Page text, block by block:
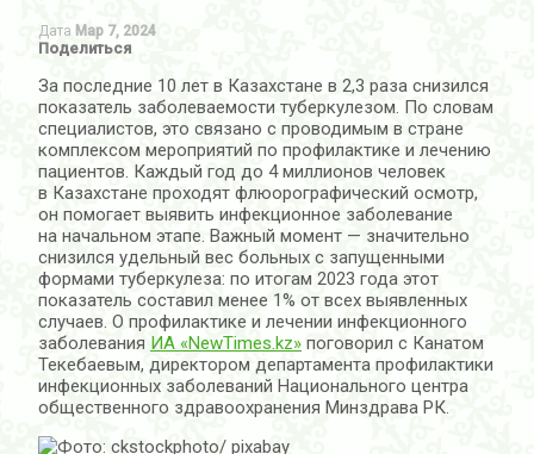
Дата Мар 7, 2024
Поделиться
За последние 10 лет в Казахстане в 2,3 раза снизился
показатель заболеваемости туберкулезом. По словам
специалистов, это связано с проводимым в стране
комплексом мероприятий по профилактике и лечению
пациентов. Каждый год до 4 миллионов человек
в Казахстане проходят флюорографический осмотр,
он помогает выявить инфекционное заболевание
на начальном этапе. Важный момент — значительно
снизился удельный вес больных с запущенными
формами туберкулеза: по итогам 2023 года этот
показатель составил менее 1% от всех выявленных
случаев. О профилактике и лечении инфекционного
заболевания ИА «NewTimes.kz» поговорил с Канатом
Текебаевым, директором департамента профилактики
инфекционных заболеваний Национального центра
общественного здравоохранения Минздрава РК.